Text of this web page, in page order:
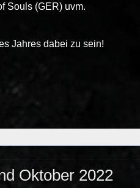
Souls (GER) uvm.
Jahres dabei zu sein!
Oktober 2022